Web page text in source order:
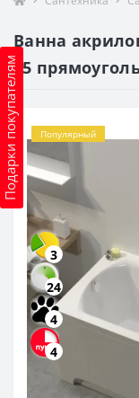
Подарки покупателям
Ванна
75
Популярный
3
24
4
4